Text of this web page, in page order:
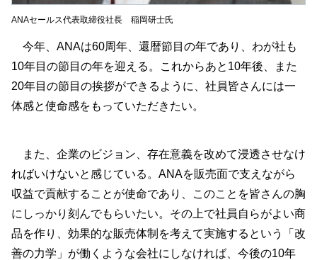
ANAセールス代表取締役社長 稲岡研士氏
今年、ANAは60周年、還暦節目の年であり、わが社も
10年目の節目の年を迎える。これからあと10年後、また
20年目の節目の挨拶ができるように、社員皆さんには一
体感と使命感をもっていただきたい。
また、企業のビジョン、存在意義を改めて浸透させなけ
ればいけないと感じている。ANAを販売面で支えながら
収益で貢献することが使命であり、このことを皆さんの胸
にしっかり刻んでもらいたい。その上で社員自らがよい商
品を作り、効果的な販売体制を考えて実施するという「改
善の力学」が働くような会社にしなければ、今後の10年